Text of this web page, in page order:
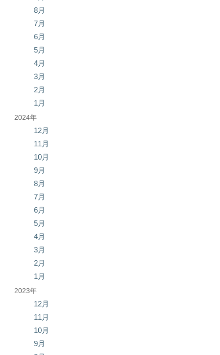
8月
7月
6月
5月
4月
3月
2月
1月
2024年
12月
11月
10月
9月
8月
7月
6月
5月
4月
3月
2月
1月
2023年
12月
11月
10月
9月